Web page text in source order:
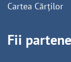
Cartea Cărților
Fii